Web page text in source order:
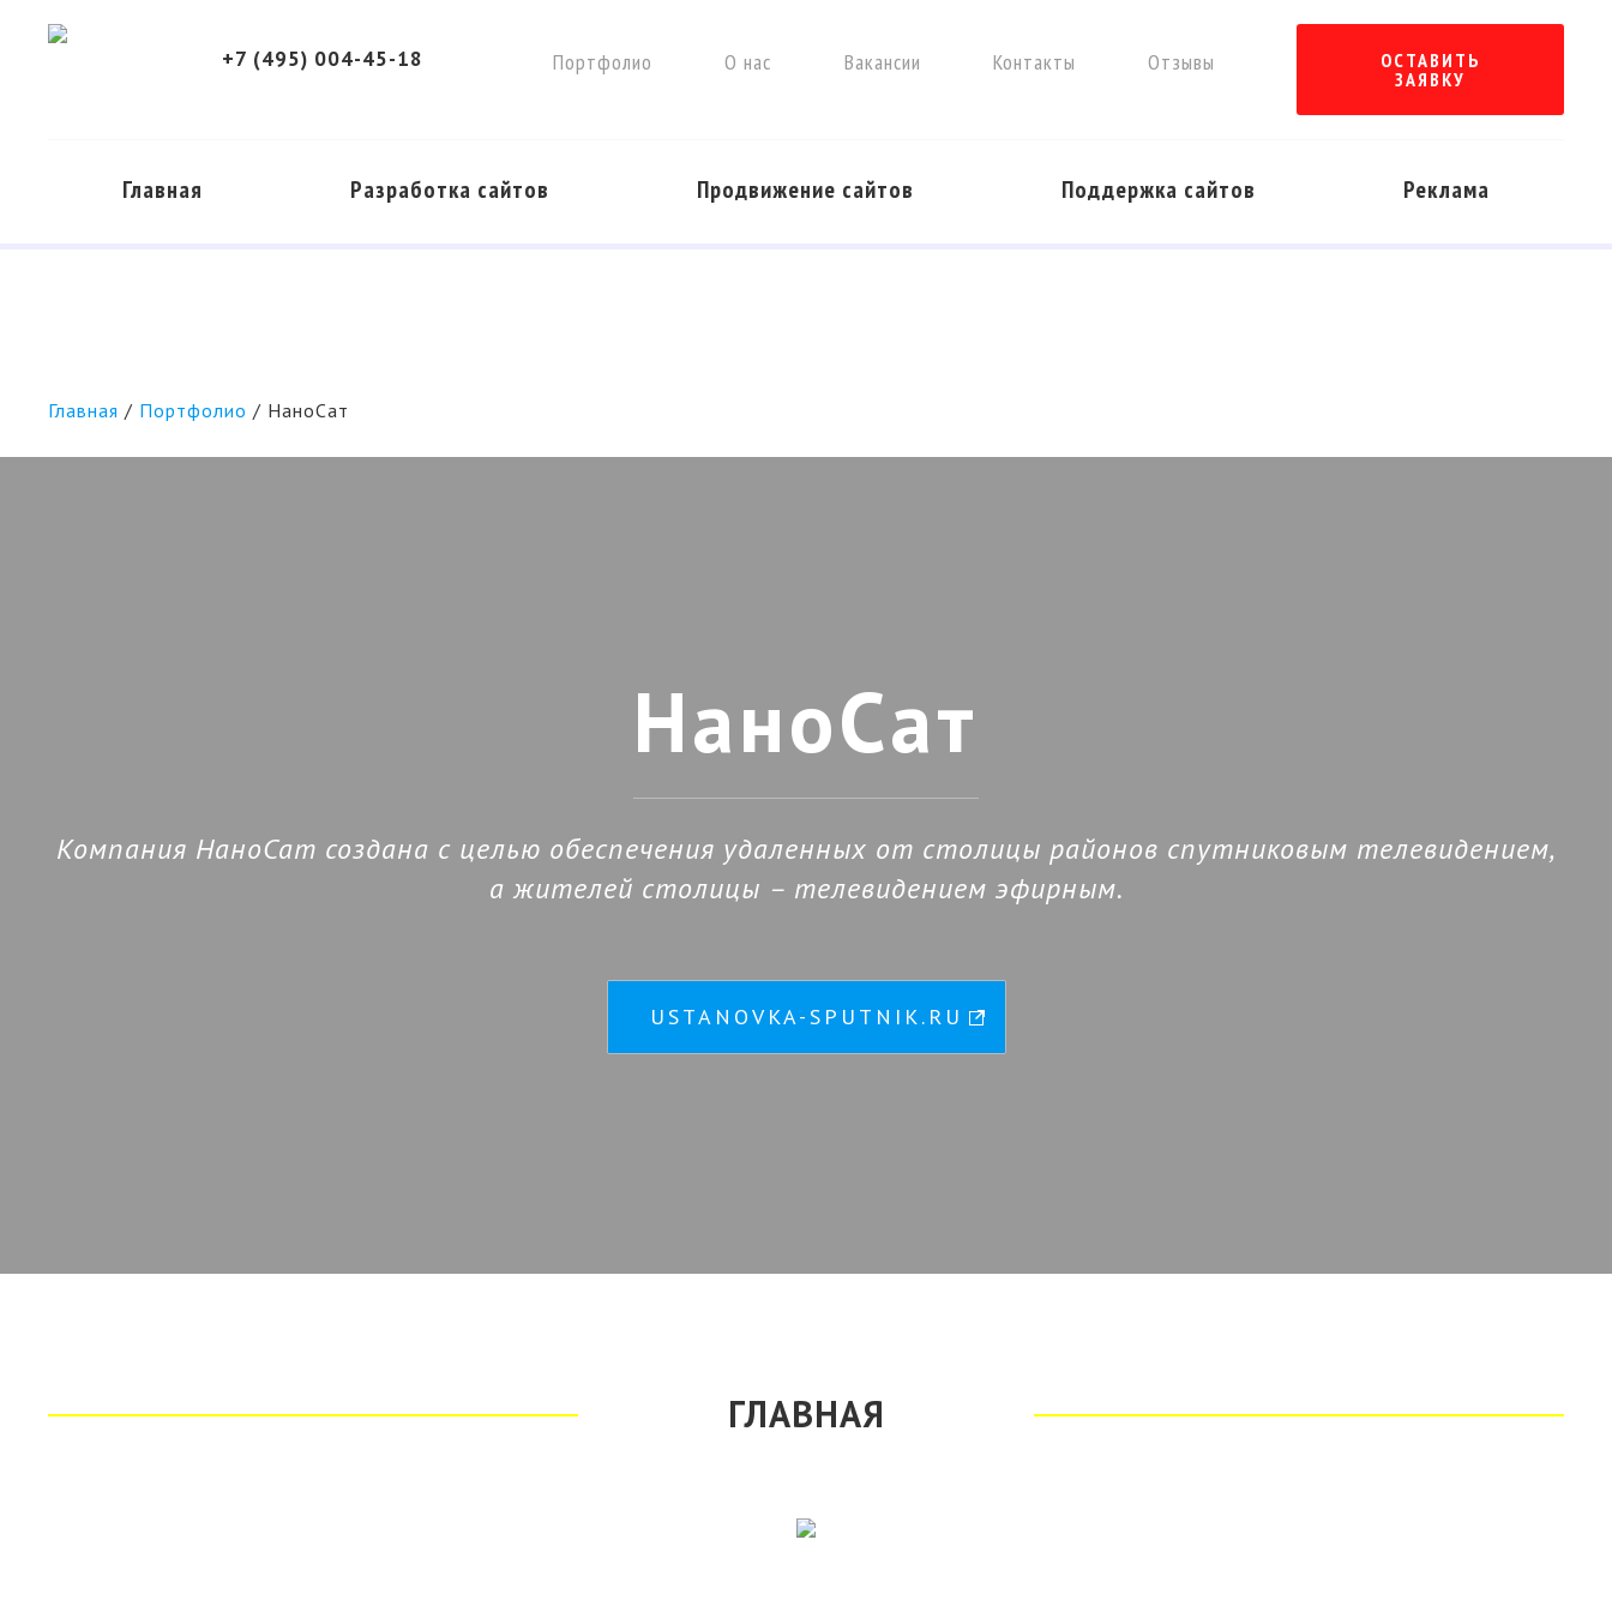
+7 (495) 004-45-18 Портфолио О нас Вакансии Контакты Отзывы
ОСТАВИТЬ
ЗАЯВКУ
Главная Разработка сайтов Продвижение сайтов Поддержка сайтов Реклама
Продвижение сайтов от 20 000 ₽
Главная / Портфолио / НаноСат
НаноСат
Компания НаноСат создана с целью обеспечения удаленных от столицы районов спутниковым телевидением,
а жителей столицы – телевидением эфирным.
USTANOVKA-SPUTNIK.RU
ГЛАВНАЯ